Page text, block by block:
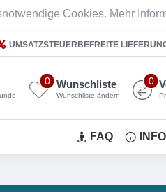
Cookies. Mehr
UMSATZSTEUERBEFREITE
Wunschliste
Wunschliste ändern
0 0
FAQ